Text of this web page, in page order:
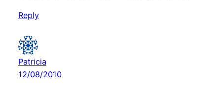
Reply
Patricia
12/08/2010